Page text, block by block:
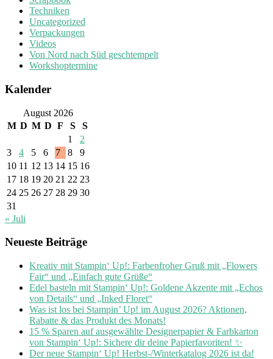
Techniken
Uncategorized
Verpackungen
Videos
Von Nord nach Süd geschtempelt
Workshoptermine
Kalender
August 2026
M D M D F S
S
1
2
3
4 5 6 7 8
9
10 11 12 13 14 15 16
17 18 19 20 21 22 23
24 25 26 27 28 29 30
31
« Juli
Neueste Beiträge
Kreativ mit Stampin‘ Up!: Farbenfroher Gruß mit „Flowers
Fair“ und „Einfach gute Grüße“
Edel basteln mit Stampin‘ Up!: Goldene Akzente mit „Echos
von Details“ und „Inked Floret“
Was ist los bei Stampin’ Up! im August 2026? Aktionen,
Rabatte & das Produkt des Monats!
15 % Sparen auf ausgewählte Designerpapier & Farbkarton
von Stampin‘ Up!: Sichere dir deine Papierfavoriten! ✨
Der neue Stampin‘ Up! Herbst-/Winterkatalog 2026 ist da!